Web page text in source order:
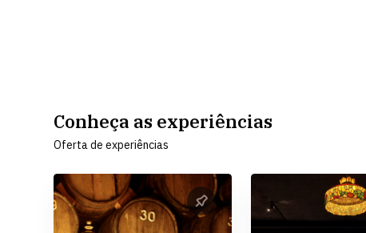
Conheça as experiências
Oferta de experiências